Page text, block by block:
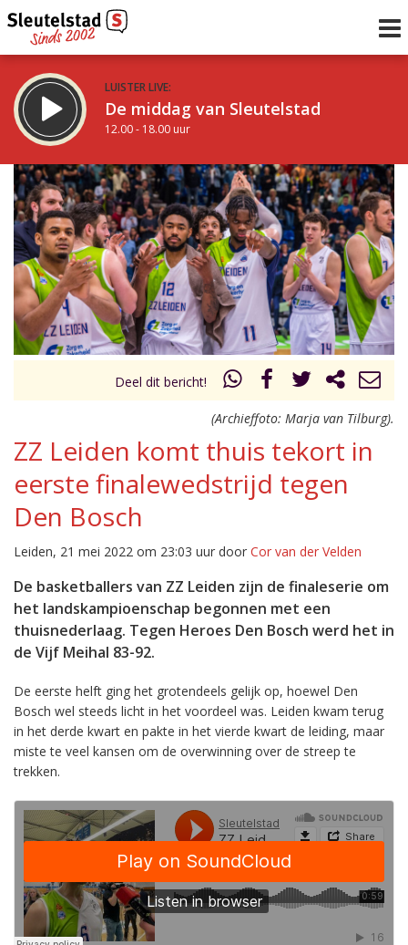
LUISTER LIVE:
De middag van Sleutelstad
12.00 - 18.00 uur
STRAKS:
De vrijdagavond met Keanu
18.00 - 19.00 uur
Vorig uur
uur 1 van 0 Volgend uur
Inklappen
Deel dit bericht!
(Archieffoto: Marja van Tilburg).
ZZ Leiden komt thuis tekort in
eerste finalewedstrijd tegen
Den Bosch
Leiden, 21 mei 2022 om 23:03 uur door Cor van der Velden
De basketballers van ZZ Leiden zijn de finaleserie om
het landskampioenschap begonnen met een
thuisnederlaag. Tegen Heroes Den Bosch werd het in
de Vijf Meihal 83-92.
De eerste helft ging het grotendeels gelijk op, hoewel Den
Bosch wel steeds licht in het voordeel was. Leiden kwam terug
in het derde kwart en pakte in het vierde kwart de leiding, maar
miste te veel kansen om de overwinning over de streep te
trekken.